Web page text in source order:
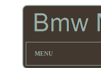
MENU